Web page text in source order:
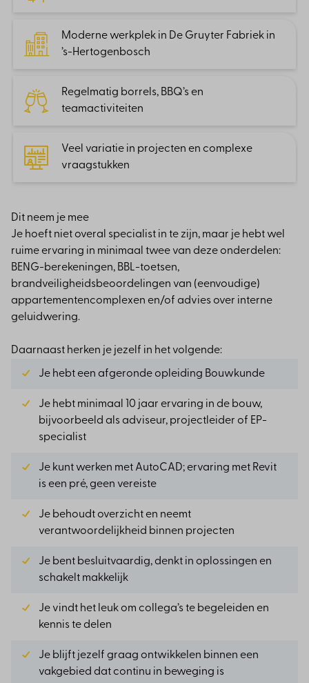
oplossingen.
Begeleiden en coachen van junior en medior
Actief bijhouden van ontwikkelingen in
Moderne werkplek in De Gruyter Fabriek in
’s-Hertogenbosch
Regelmatig borrels, BBQ’s en
teamactiviteiten
Veel variatie in projecten en complexe
vraagstukken
Dit neem je mee
Je hoeft niet overal specialist in te zijn, maar je hebt wel
ruime ervaring in minimaal twee van deze onderdelen:
BENG-berekeningen, BBL-toetsen,
brandveiligheidsbeoordelingen van (eenvoudige)
appartementencomplexen en/of advies over interne
geluidwering.
Daarnaast herken je jezelf in het volgende:
Je hebt een afgeronde opleiding Bouwkunde
Je hebt minimaal 10 jaar ervaring in de bouw,
bijvoorbeeld als adviseur, projectleider of EP-
specialist
Je kunt werken met AutoCAD; ervaring met Revit
is een pré, geen vereiste
Je behoudt overzicht en neemt
verantwoordelijkheid binnen projecten
Je bent besluitvaardig, denkt in oplossingen en
schakelt makkelijk
Je vindt het leuk om collega’s te begeleiden en
kennis te delen
Je blijft jezelf graag ontwikkelen binnen een
vakgebied dat continu in beweging is